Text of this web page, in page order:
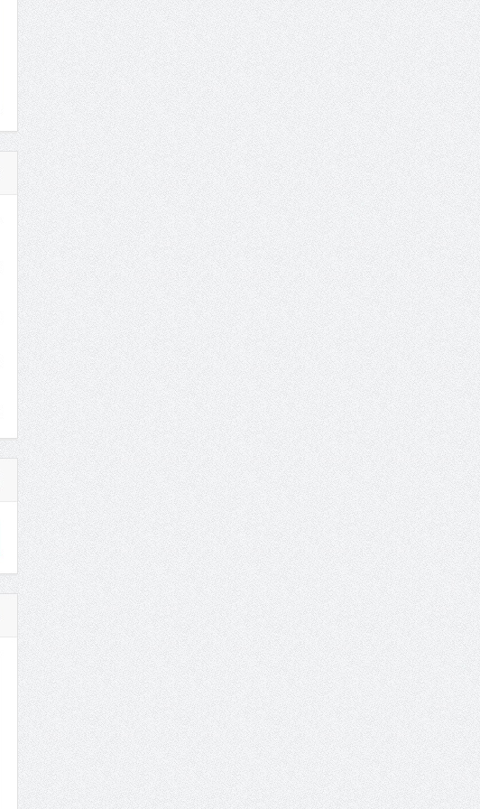
الانتخابات لن تؤثر على برامج
المجلس والشفافية هي أساس
عملنا
والمدير السابق للأكاديمية الأولمبية
في الامارات د . عبد الملك جاني :
منتدى ( اكتشاف المواهب
الاجتماعية ) فرصة للتوأمة بين
الرياضة والعمل الاجتماعي